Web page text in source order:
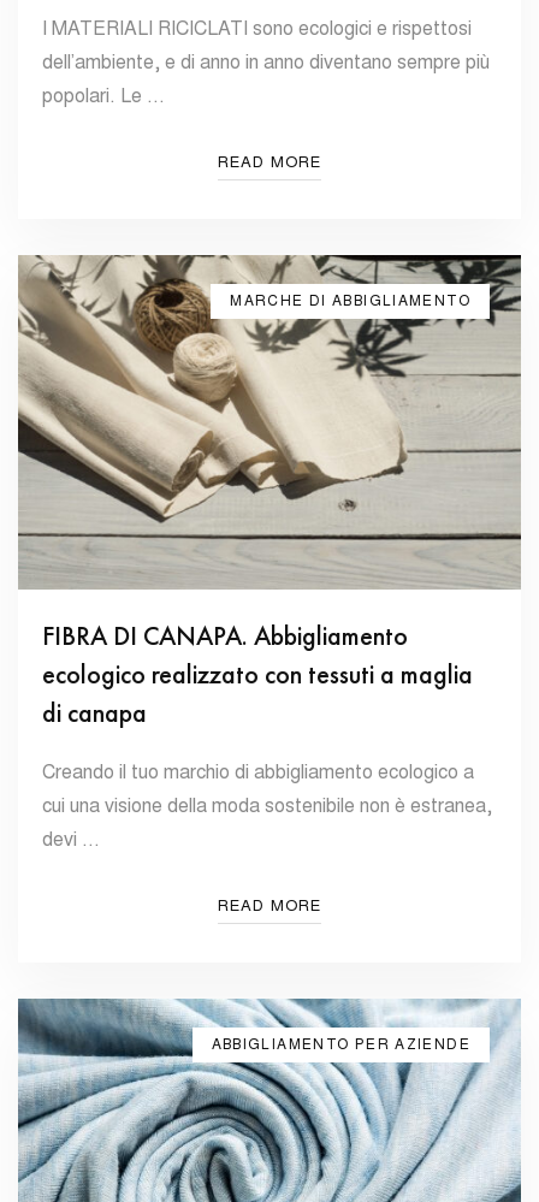
I MATERIALI RICICLATI sono ecologici e rispettosi
dell’ambiente, e di anno in anno diventano sempre più
popolari. Le …
READ MORE
MARCHE DI ABBIGLIAMENTO
FIBRA DI CANAPA. Abbigliamento
ecologico realizzato con tessuti a maglia
di canapa
Creando il tuo marchio di abbigliamento ecologico a
cui una visione della moda sostenibile non è estranea,
devi …
READ MORE
ABBIGLIAMENTO PER AZIENDE